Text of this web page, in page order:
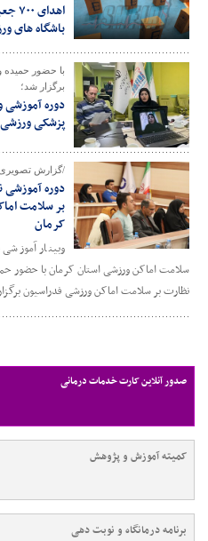
باشگاه های
با حضور حمیده
برگزار شد؛
دوره آموزشی
پزشکی
/گزارش
دوره آموزشی
بر سلامت
کرمان
وبینار
سلامت اماکن ورزشی استان کرمان با حضور
نظارت بر سلامت اماکن ورزشی فدراسیون
صدور آنلاین کارت خدمات درمانی
کمیته آموزش و پژوهش
برنامه درمانگاه و نوبت دهی